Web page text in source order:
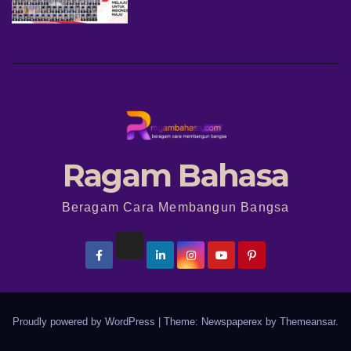
Ragam Bahasa
Beragam Cara Membangun Bangsa
Proudly powered by WordPress Theme: Newspaperex by Themeansar.